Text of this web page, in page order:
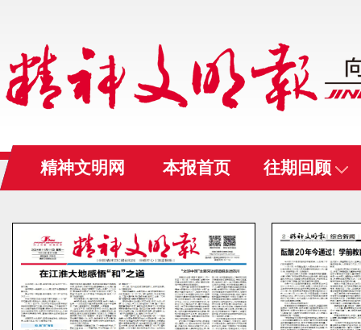
精神文明网 本报首页 往期回顾